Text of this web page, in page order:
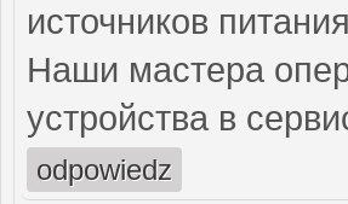
источников
Наши мастера
устройства в
odpowiedz